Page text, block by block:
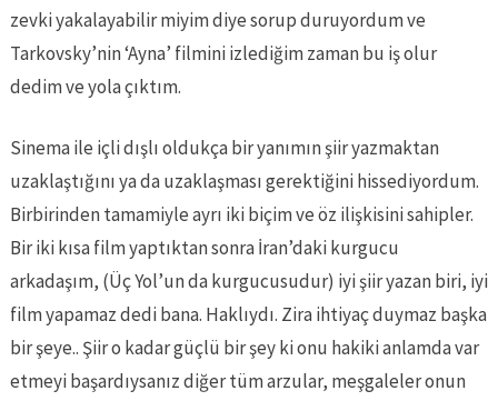
zevki yakalayabilir miyim diye sorup duruyordum ve
Tarkovsky’nin ‘Ayna’ filmini izlediğim zaman bu iş olur
dedim ve yola çıktım.
Sinema ile içli dışlı oldukça bir yanımın şiir yazmaktan
uzaklaştığını ya da uzaklaşması gerektiğini hissediyordum.
Birbirinden tamamiyle ayrı iki biçim ve öz ilişkisini sahipler.
Bir iki kısa film yaptıktan sonra İran’daki kurgucu
arkadaşım, (Üç Yol’un da kurgucusudur) iyi şiir yazan biri, iyi
film yapamaz dedi bana. Haklıydı. Zira ihtiyaç duymaz başka
bir şeye.. Şiir o kadar güçlü bir şey ki onu hakiki anlamda var
etmeyi başardıysanız diğer tüm arzular, meşgaleler onun